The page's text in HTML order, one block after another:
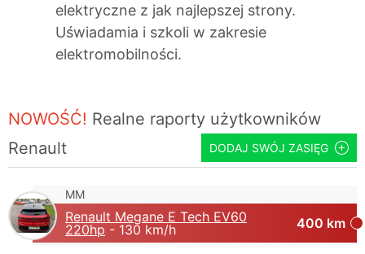
elektryczne z jak najlepszej strony.
Uświadamia i szkoli w zakresie
elektromobilności.
NOWOŚĆ! Realne raporty użytkowników
Renault
DODAJ SWÓJ ZASIĘG
MM
Renault Megane E Tech EV60
220hp - 130 km/h 400 km